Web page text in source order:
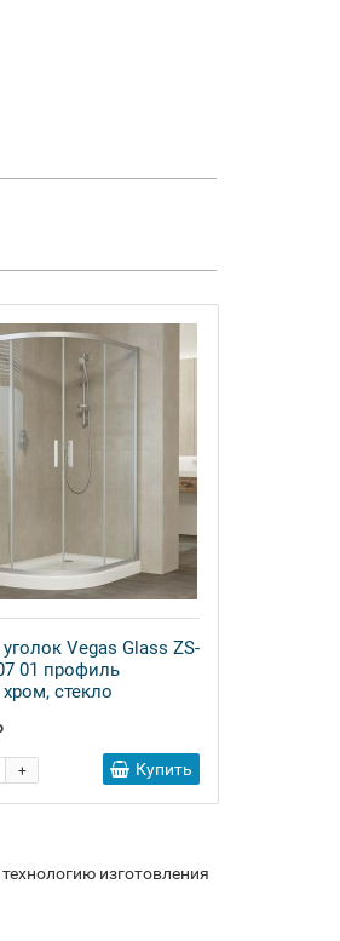
Vegas Glass ZS-
01 профиль
стекло
+ Купить
изготовления